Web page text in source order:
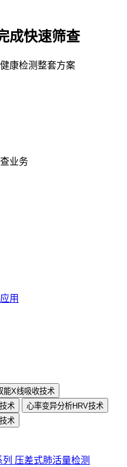
成快速筛查
康检测整套方案
业务
用
能X线吸收技术
术
心率变异分析HRV技术
术